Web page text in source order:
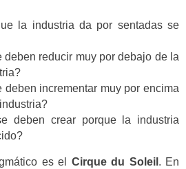
la industria da por sentadas se
deben reducir muy por debajo de la
deben incrementar muy por encima
deben crear porque la industria
es el Cirque du Soleil . En